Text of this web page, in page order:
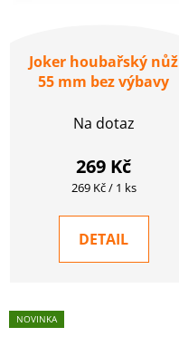
Joker houbařský nůž
55 mm bez výbavy
Na dotaz
269 Kč
Měrná
269 Kč / 1 ks
DETAIL
NOVINKA